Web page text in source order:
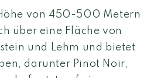
von 450-500 Metern
über eine Fläche von
und Lehm und bietet
darunter Pinot Noir,